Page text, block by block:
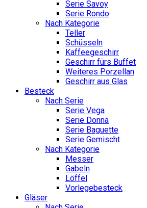
Serie Savoy
Serie Rondo
Nach Kategorie
Teller
Schüsseln
Kaffeegeschirr
Geschirr fürs Buffet
Weiteres Porzellan
Geschirr aus Glas
Besteck
Nach Serie
Serie Vega
Serie Donna
Serie Baguette
Serie Gemischt
Nach Kategorie
Messer
Gabeln
Löffel
Vorlegebesteck
Gläser